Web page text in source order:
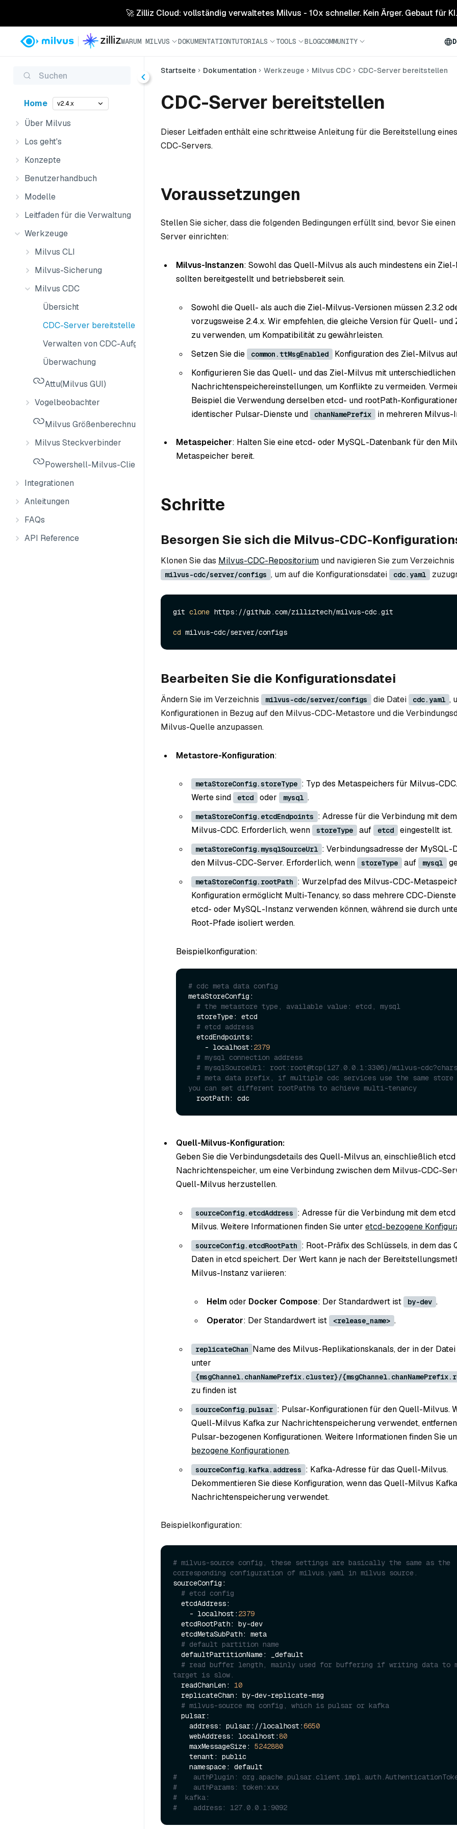
🚀 Zilliz Cloud: vollständig verwaltetes Milvus - 10x schneller. Kein Ärger. Gebaut für KI.
WARUM MILVUS DOKUMENTATIONTUTORIALS TOOLS BLOGCOMMUNITY
Suchen
Home v2.4.x
Über Milvus
Los geht's
Konzepte
Benutzerhandbuch
Modelle
Leitfaden für die Verwaltung
Werkzeuge
Milvus CLI
Milvus-Sicherung
Milvus CDC
Übersicht
CDC-Server bereitstellen
Verwalten von CDC-Aufgaben
Überwachung
Attu(Milvus GUI)
Vogelbeobachter
Milvus Größenberechnungs-Tool
Milvus Steckverbinder
Powershell-Milvus-Client
Integrationen
Anleitungen
FAQs
API Reference
Startseite Dokumentation Werkzeuge Milvus CDC CDC-Server bereitstellen
CDC-Server bereitstellen
Dieser Leitfaden enthält eine schrittweise Anleitung für die Bereitstellung
CDC-Servers.
Voraussetzungen
Stellen Sie sicher, dass die folgenden Bedingungen erfüllt sind, bevor Sie
Server einrichten:
Milvus-Instanzen: Sowohl das Quell-Milvus als auch mindestens ein
sollten bereitgestellt und betriebsbereit sein.
Sowohl die Quell- als auch die Ziel-Milvus-Versionen müssen 2.3.2
vorzugsweise 2.4.x. Wir empfehlen, die gleiche Version für Quell-
zu verwenden, um Kompatibilität zu gewährleisten.
Setzen Sie die
common.ttMsgEnabled Konfiguration des Ziel-Milvus
Konfigurieren Sie das Quell- und das Ziel-Milvus mit
Nachrichtenspeichereinstellungen, um Konflikte zu vermeiden.
Beispiel die Verwendung derselben etcd- und rootPath-
identischer Pulsar-Dienste und
chanNamePrefix in mehreren Milvus-
Metaspeicher: Halten Sie eine etcd- oder MySQL-Datenbank für den
Metaspeicher bereit.
Schritte
Besorgen Sie sich die Milvus-CDC-
Klonen Sie das Milvus-CDC-Repositorium und navigieren Sie zum Verzeichnis
milvus-cdc/server/configs , um auf die Konfigurationsdatei cdc.yaml
git clone https://github.com/zilliztech/milvus-cdc.git
cd
Bearbeiten Sie die Konfigurationsdatei
Ändern Sie im Verzeichnis milvus-cdc/server/configs die Datei cdc.yaml ,
Konfigurationen in Bezug auf den Milvus-CDC-Metastore und die
Milvus-Quelle anzupassen.
Metastore-Konfiguration:
metaStoreConfig.storeType : Typ des Metaspeichers für Milvus-
Werte sind
etcd oder mysql .
metaStoreConfig.etcdEndpoints : Adresse für die Verbindung mit
Milvus-CDC. Erforderlich, wenn
storeType auf etcd eingestellt ist.
metaStoreConfig.mysqlSourceUrl : Verbindungsadresse der MySQL-
den Milvus-CDC-Server. Erforderlich, wenn
storeType auf mysql
metaStoreConfig.rootPath : Wurzelpfad des Milvus-CDC-
Konfiguration ermöglicht Multi-Tenancy, so dass mehrere CDC-
etcd- oder MySQL-Instanz verwenden können, während sie durch
Root-Pfade isoliert werden.
Beispielkonfiguration:
# cdc meta data config
metaStoreConfig:
# the metastore type, available value: etcd, mysql
# etcd address
    - localhost:
2379
# mysql connection address
# mysqlSourceUrl: root:root@tcp(127.0.0.1:3306)/milvus-
# meta data prefix, if multiple cdc services use the same store
you can set different rootPaths to achieve multi-tenancy
Quell-Milvus-Konfiguration:
Geben Sie die Verbindungsdetails des Quell-Milvus an, einschließlich etcd
Nachrichtenspeicher, um eine Verbindung zwischen dem Milvus-CDC-
Quell-Milvus herzustellen.
sourceConfig.etcdAddress : Adresse für die Verbindung mit dem
Milvus. Weitere Informationen finden Sie unter etcd-bezogene
sourceConfig.etcdRootPath : Root-Präfix des Schlüssels, in dem das
Daten in etcd speichert. Der Wert kann je nach der
Milvus-Instanz variieren:
Helm oder Docker Compose: Der Standardwert ist by-dev .
Operator: Der Standardwert ist <release_name> .
replicateChan Name des Milvus-Replikationskanals, der in der
unter
{msgChannel.chanNamePrefix.cluster}/
zu finden ist
sourceConfig.pulsar : Pulsar-Konfigurationen für den Quell-Milvus.
Quell-Milvus Kafka zur Nachrichtenspeicherung verwendet,
Pulsar-bezogenen Konfigurationen. Weitere Informationen finden Sie
bezogene Konfigurationen.
sourceConfig.kafka.address : Kafka-Adresse für das Quell-Milvus.
Dekommentieren Sie diese Konfiguration, wenn das Quell-Milvus
Nachrichtenspeicherung verwendet.
Beispielkonfiguration:
# milvus-source config, these settings are basically the same as the
corresponding configuration of milvus.yaml in milvus source.
sourceConfig:
# etcd config
    - localhost:
2379
# default partition name
# read buffer length, mainly used for buffering if writing data to
target is slow.
  readChanLen:
10
# milvus-source mq config, which is pulsar or kafka
    address: pulsar://localhost:
6650
    webAddress: localhost:
80
    maxMessageSize:
5242880
#    authPlugin:
#    authParams: token:xxx
#  kafka:
#    address: 127.0.0.1:9092